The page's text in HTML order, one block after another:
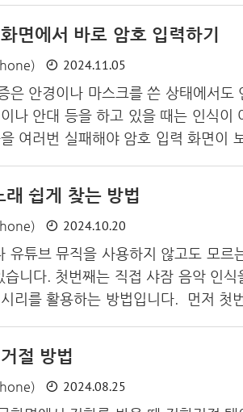
중이나 음악을 듣는 중 에어팟 한쪽을
서 계속 소리가 나오게 됩니다. 다만,
라도 소리가 계속 나오는 단점이 있
면에서 바로 암호 입력하기
2024.11.05
은 안경이나 마스크를 쓴 상태에서도
나 안대 등을 하고 있을 때는 인식이
여러번 실패해야 암호 입력 화면이
바로 암호 입력 화면이 나타납니다.
면에서 바로 암호 입력하는 방법 포스
쉽게 찾는 방법
2024.10.20
유튜브 뮤직을 사용하지 않고도 모르
니다. 첫번째는 직접 샤잠 음악 인식
리를 활용하는 방법입니다. 먼저 첫
센터를 열어줍니다. 2. 제어센터에서
어갑니다. 3. 설정화면 아래 제어 항
절 방법
2024.08.25